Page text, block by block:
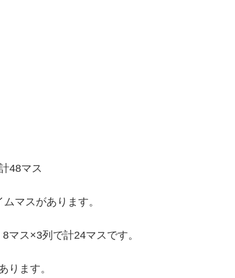
48マス
マスがあります。
マス×3列で計24マスです。
ります。